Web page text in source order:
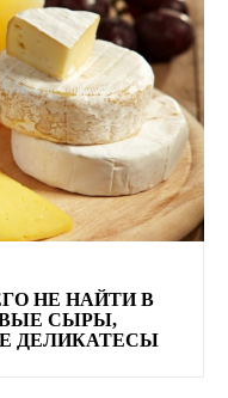
НЕ НАЙТИ В
СЫРЫ,
ДЕЛИКАТЕСЫ